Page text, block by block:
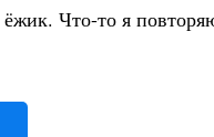
Что-то я